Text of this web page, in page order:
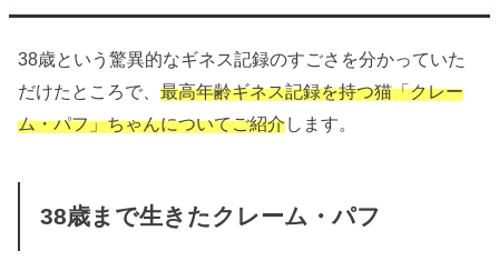
38歳という驚異的なギネス記録のすごさを分かっていた
だけたところで、最高年齢ギネス記録を持つ猫「クレー
ム・パフ」ちゃんについてご紹介します。
38歳まで生きたクレーム・パフ